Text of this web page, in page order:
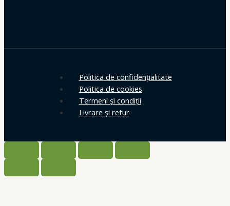
Politica de confidențialitate
Politica de cookies
Termeni și condiții
Livrare și retur